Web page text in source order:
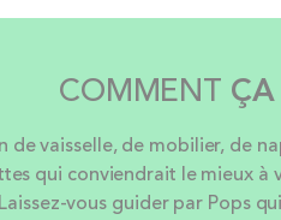
COMMENT
vaisselle, de mobilier, de
qui conviendrait le mieux
Laissez-vous guider par Pops